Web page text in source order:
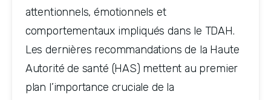
attentionnels, émotionnels et
comportementaux impliqués dans le TDAH.
Les dernières recommandations de la Haute
Autorité de santé (HAS) mettent au premier
plan l’importance cruciale de la